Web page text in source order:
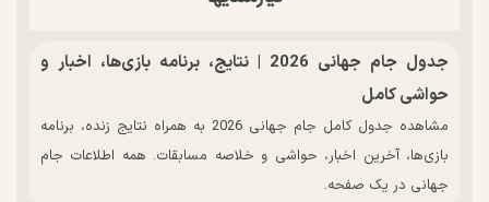
جدول جام جهانی 2026 | نتایج، برنامه بازی‌ها، اخبار و
حواشی کامل
مشاهده جدول کامل جام جهانی 2026 به همراه نتایج زنده، برنامه
بازی‌ها، آخرین اخبار، حواشی و خلاصه مسابقات. همه اطلاعات جام
جهانی در یک صفحه.